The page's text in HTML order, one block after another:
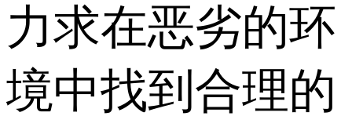
力求在恶劣的环
境中找到合理的